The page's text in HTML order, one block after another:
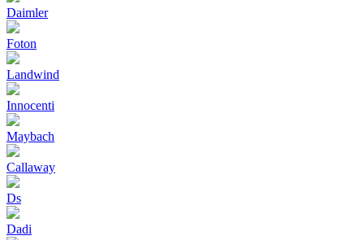
Daimler
Foton
Landwind
Innocenti
Maybach
Callaway
Ds
Dadi